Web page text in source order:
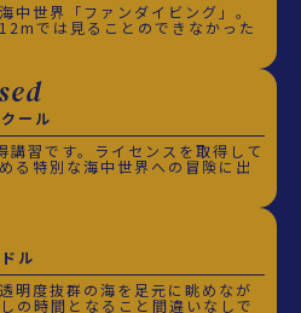
中世界「ファンダイビング」。
では見ることのできなかった
ール
講習です。ライセンスを取得して
る特別な海中世界への冒険に出
ル
明度抜群の海を足元に眺めなが
の時間となること間違いなしで